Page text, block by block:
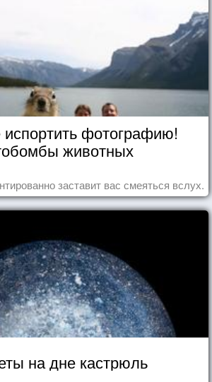
фотографию!
животных
заставит вас смеяться вслух.
на дне кастрюль